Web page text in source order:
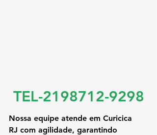
TEL-2198712-9298
Nossa equipe atende em Curicica
RJ com agilidade, garantindo